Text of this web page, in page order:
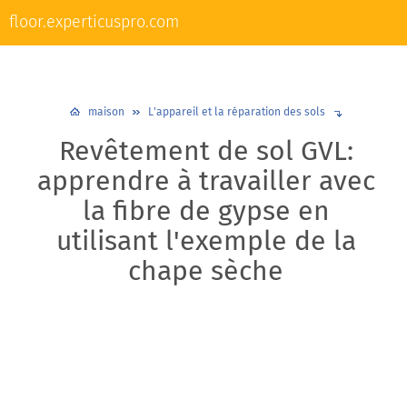
floor.experticuspro.com
L'appareil et la réparation des sols
Plancher chaud Plinthes Design et décoration
maison L'appareil et la réparation des sols
Revêtement de sol GVL:
apprendre à travailler avec
la fibre de gypse en
utilisant l'exemple de la
chape sèche